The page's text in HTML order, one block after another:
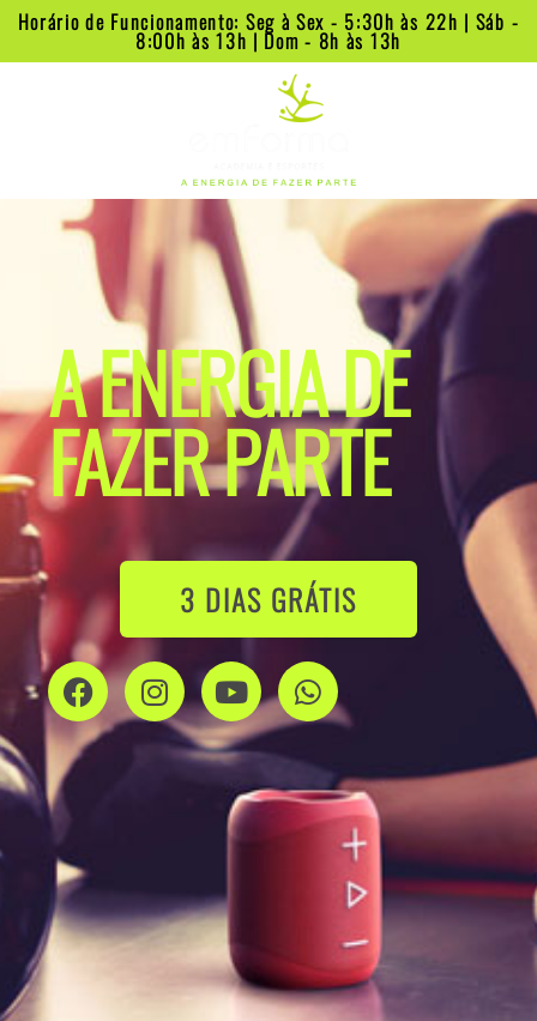
Horário de Funcionamento: Seg à Sex - 5:30h às 22h | Sáb -
8:00h às 13h | Dom - 8h às 13h
A ENERGIA DE
FAZER PARTE
3 DIAS GRÁTIS